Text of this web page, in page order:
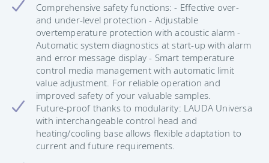
Comprehensive safety functions: - Effective over-
and under-level protection - Adjustable
overtemperature protection with acoustic alarm -
Automatic system diagnostics at start-up with alarm
and error message display - Smart temperature
control media management with automatic limit
value adjustment. For reliable operation and
improved safety of your valuable samples.
Future-proof thanks to modularity: LAUDA Universa
with interchangeable control head and
heating/cooling base allows flexible adaptation to
current and future requirements.